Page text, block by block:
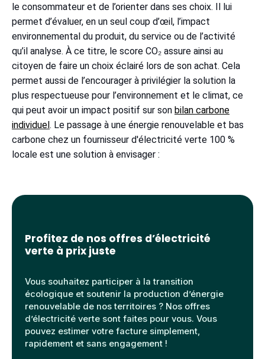
le consommateur et de l’orienter dans ses choix. Il lui
permet d’évaluer, en un seul coup d’œil, l’impact
environnemental du produit, du service ou de l’activité
qu’il analyse. À ce titre, le score CO₂ assure ainsi au
citoyen de faire un choix éclairé lors de son achat. Cela
permet aussi de l’encourager à privilégier la solution la
plus respectueuse pour l’environnement et le climat, ce
qui peut avoir un impact positif sur son bilan carbone
individuel. Le passage à une énergie renouvelable et bas
carbone chez un fournisseur d'électricité verte 100 %
locale est une solution à envisager :
Profitez de nos offres d’électricité
verte à prix juste
Vous souhaitez participer à la transition
écologique et soutenir la production d’énergie
renouvelable de nos territoires ? Nos offres
d’électricité verte sont faites pour vous. Vous
pouvez estimer votre facture simplement,
rapidement et sans engagement !